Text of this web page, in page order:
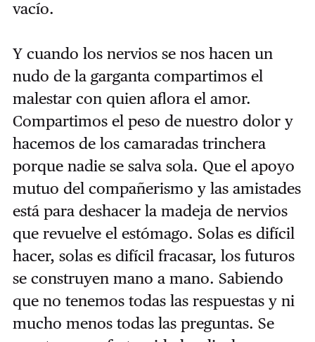
vacío.
Y cuando los nervios se nos hacen un
nudo de la garganta compartimos el
malestar con quien aflora el amor.
Compartimos el peso de nuestro dolor y
hacemos de los camaradas trinchera
porque nadie se salva sola. Que el apoyo
mutuo del compañerismo y las amistades
está para deshacer la madeja de nervios
que revuelve el estómago. Solas es difícil
hacer, solas es difícil fracasar, los futuros
se construyen mano a mano. Sabiendo
que no tenemos todas las respuestas y ni
mucho menos todas las preguntas. Se